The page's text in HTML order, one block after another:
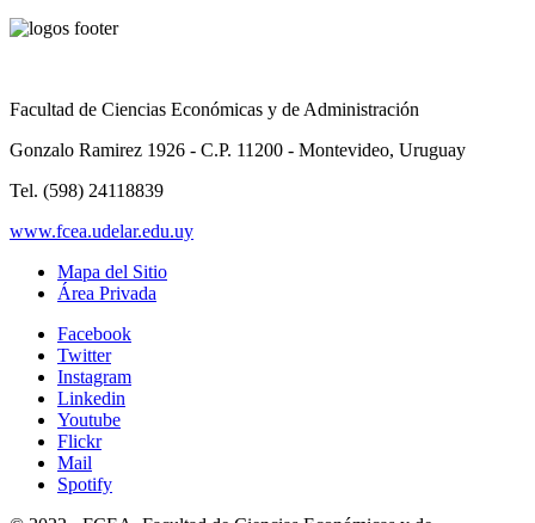
Facultad de Ciencias Económicas y de Administración
Gonzalo Ramirez 1926 - C.P. 11200 - Montevideo, Uruguay
Tel. (598) 24118839
www.fcea.udelar.edu.uy
Mapa del Sitio
Área Privada
Facebook
Twitter
Instagram
Linkedin
Youtube
Flickr
Mail
Spotify